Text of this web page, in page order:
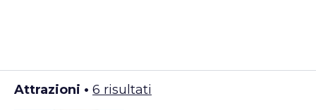
Attrazioni • 6 risultati